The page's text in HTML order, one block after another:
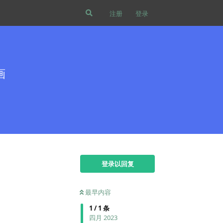
注册 登录
登录以回复
最早内容
1 /1 条
四月 2023